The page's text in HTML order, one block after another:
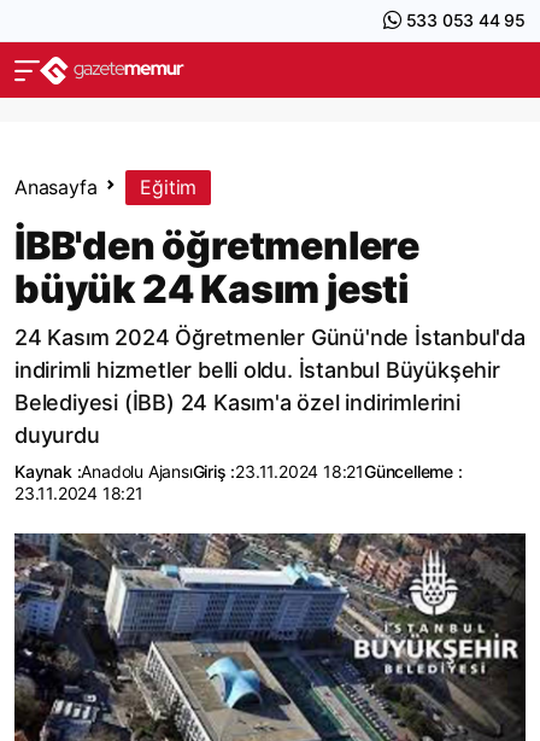
533 053 44 95
Anasayfa Eğitim
İBB'den öğretmenlere
büyük 24 Kasım jesti
24 Kasım 2024 Öğretmenler Günü'nde İstanbul'da
indirimli hizmetler belli oldu. İstanbul Büyükşehir
Belediyesi (İBB) 24 Kasım'a özel indirimlerini
duyurdu
Kaynak :Anadolu AjansıGiriş :23.11.2024 18:21Güncelleme :
23.11.2024 18:21